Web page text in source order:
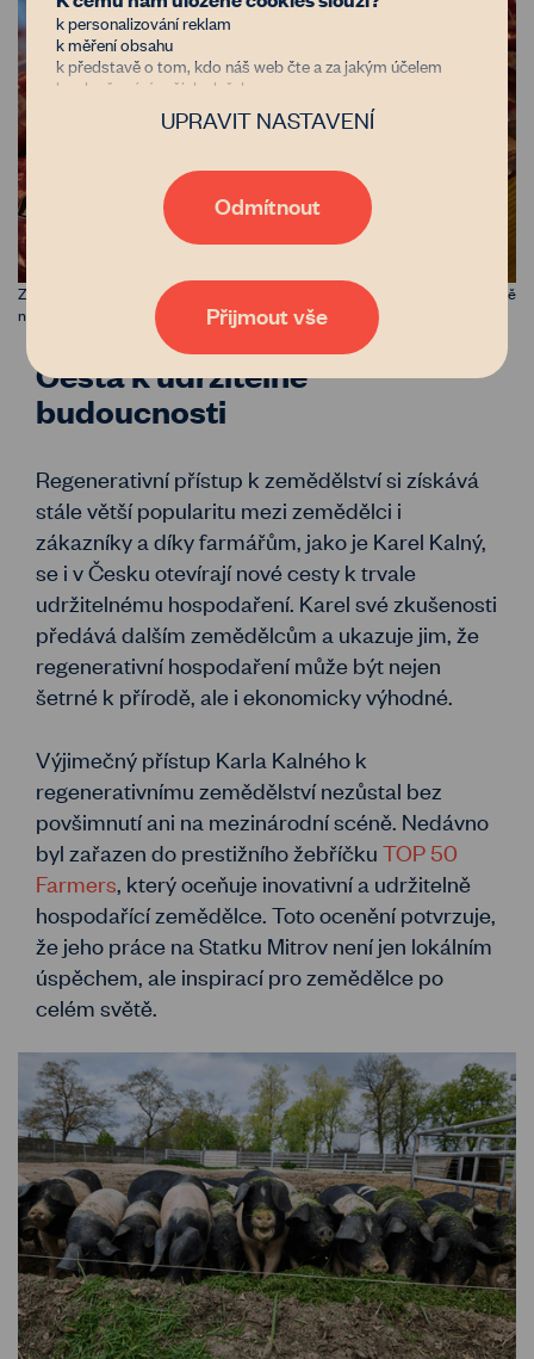
Zboží ze Statku Mitrov si můžete zakoupit přímo v Mitrově, nebo v prodejně
na Malinovského náměstí v Brně, foto: www.marekdvorak.com
Cesta k udržitelné
budoucnosti
Regenerativní přístup k zemědělství si získává
stále větší popularitu mezi zemědělci i
zákazníky a díky farmářům, jako je Karel Kalný,
se i v Česku otevírají nové cesty k trvale
udržitelnému hospodaření. Karel své zkušenosti
předává dalším zemědělcům a ukazuje jim, že
regenerativní hospodaření může být nejen
šetrné k přírodě, ale i ekonomicky výhodné.
Výjimečný přístup Karla Kalného k
regenerativnímu zemědělství nezůstal bez
povšimnutí ani na mezinárodní scéně. Nedávno
byl zařazen do prestižního žebříčku TOP 50
Farmers , který oceňuje inovativní a udržitelně
hospodařící zemědělce. Toto ocenění potvrzuje,
že jeho práce na Statku Mitrov není jen lokálním
úspěchem, ale inspirací pro zemědělce po
celém světě.
k personalizování reklam
k měření obsahu
k představě o tom, kdo náš web čte a za jakým účelem
k vylepšování našich služeb
Důvěřujete nám?
stejně jako nám o zastavení znehodnocování půdy v Česku.
Díky tomu, že nám dáte možnost uchovávat data o vaší
aktivitě na našem webu, bude naše poradenství, databáze
vlastníků i zemědělců nebo například generátor
vás zajímají podrobnosti, přečtěte si našezásady
zpracování osobních údajů
. Tak co, věříte nám?
UPRAVIT NASTAVENÍ
Odmítnout
Přijmout vše